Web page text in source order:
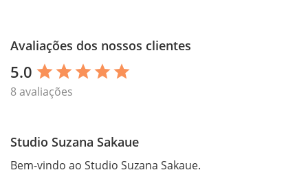
Avaliações dos nossos clientes
5.0 star star star star star
8 avaliações
Studio Suzana Sakaue
Bem-vindo ao Studio Suzana Sakaue.